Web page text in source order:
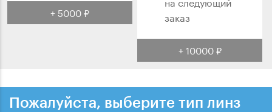
+ 5000 ₽
заказ
+ 10000 ₽
Пожалуйста, выберите тип линз